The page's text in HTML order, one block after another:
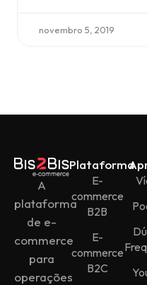
novembro 5, 2019
A
plataforma
de e-
commerce
para
operações
Plataforma
E-
commerce
B2B
E-
commerce
B2C